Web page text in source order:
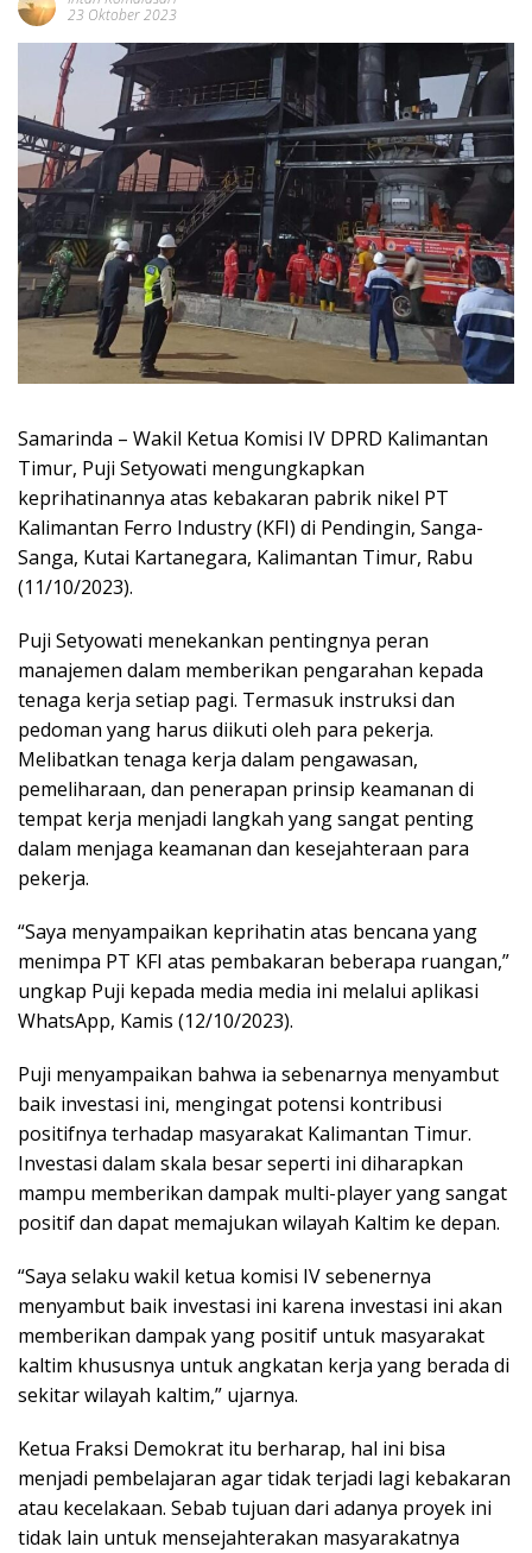
23 Oktober 2023
Samarinda – Wakil Ketua Komisi IV DPRD Kalimantan
Timur, Puji Setyowati mengungkapkan
keprihatinannya atas kebakaran pabrik nikel PT
Kalimantan Ferro Industry (KFI) di Pendingin, Sanga-
Sanga, Kutai Kartanegara, Kalimantan Timur, Rabu
(11/10/2023).
Puji Setyowati menekankan pentingnya peran
manajemen dalam memberikan pengarahan kepada
tenaga kerja setiap pagi. Termasuk instruksi dan
pedoman yang harus diikuti oleh para pekerja.
Melibatkan tenaga kerja dalam pengawasan,
pemeliharaan, dan penerapan prinsip keamanan di
tempat kerja menjadi langkah yang sangat penting
dalam menjaga keamanan dan kesejahteraan para
pekerja.
“Saya menyampaikan keprihatin atas bencana yang
menimpa PT KFI atas pembakaran beberapa ruangan,”
ungkap Puji kepada media media ini melalui aplikasi
WhatsApp, Kamis (12/10/2023).
Puji menyampaikan bahwa ia sebenarnya menyambut
baik investasi ini, mengingat potensi kontribusi
positifnya terhadap masyarakat Kalimantan Timur.
Investasi dalam skala besar seperti ini diharapkan
mampu memberikan dampak multi-player yang sangat
positif dan dapat memajukan wilayah Kaltim ke depan.
“Saya selaku wakil ketua komisi IV sebenernya
menyambut baik investasi ini karena investasi ini akan
memberikan dampak yang positif untuk masyarakat
kaltim khususnya untuk angkatan kerja yang berada di
sekitar wilayah kaltim,” ujarnya.
Ketua Fraksi Demokrat itu berharap, hal ini bisa
menjadi pembelajaran agar tidak terjadi lagi kebakaran
atau kecelakaan. Sebab tujuan dari adanya proyek ini
tidak lain untuk mensejahterakan masyarakatnya